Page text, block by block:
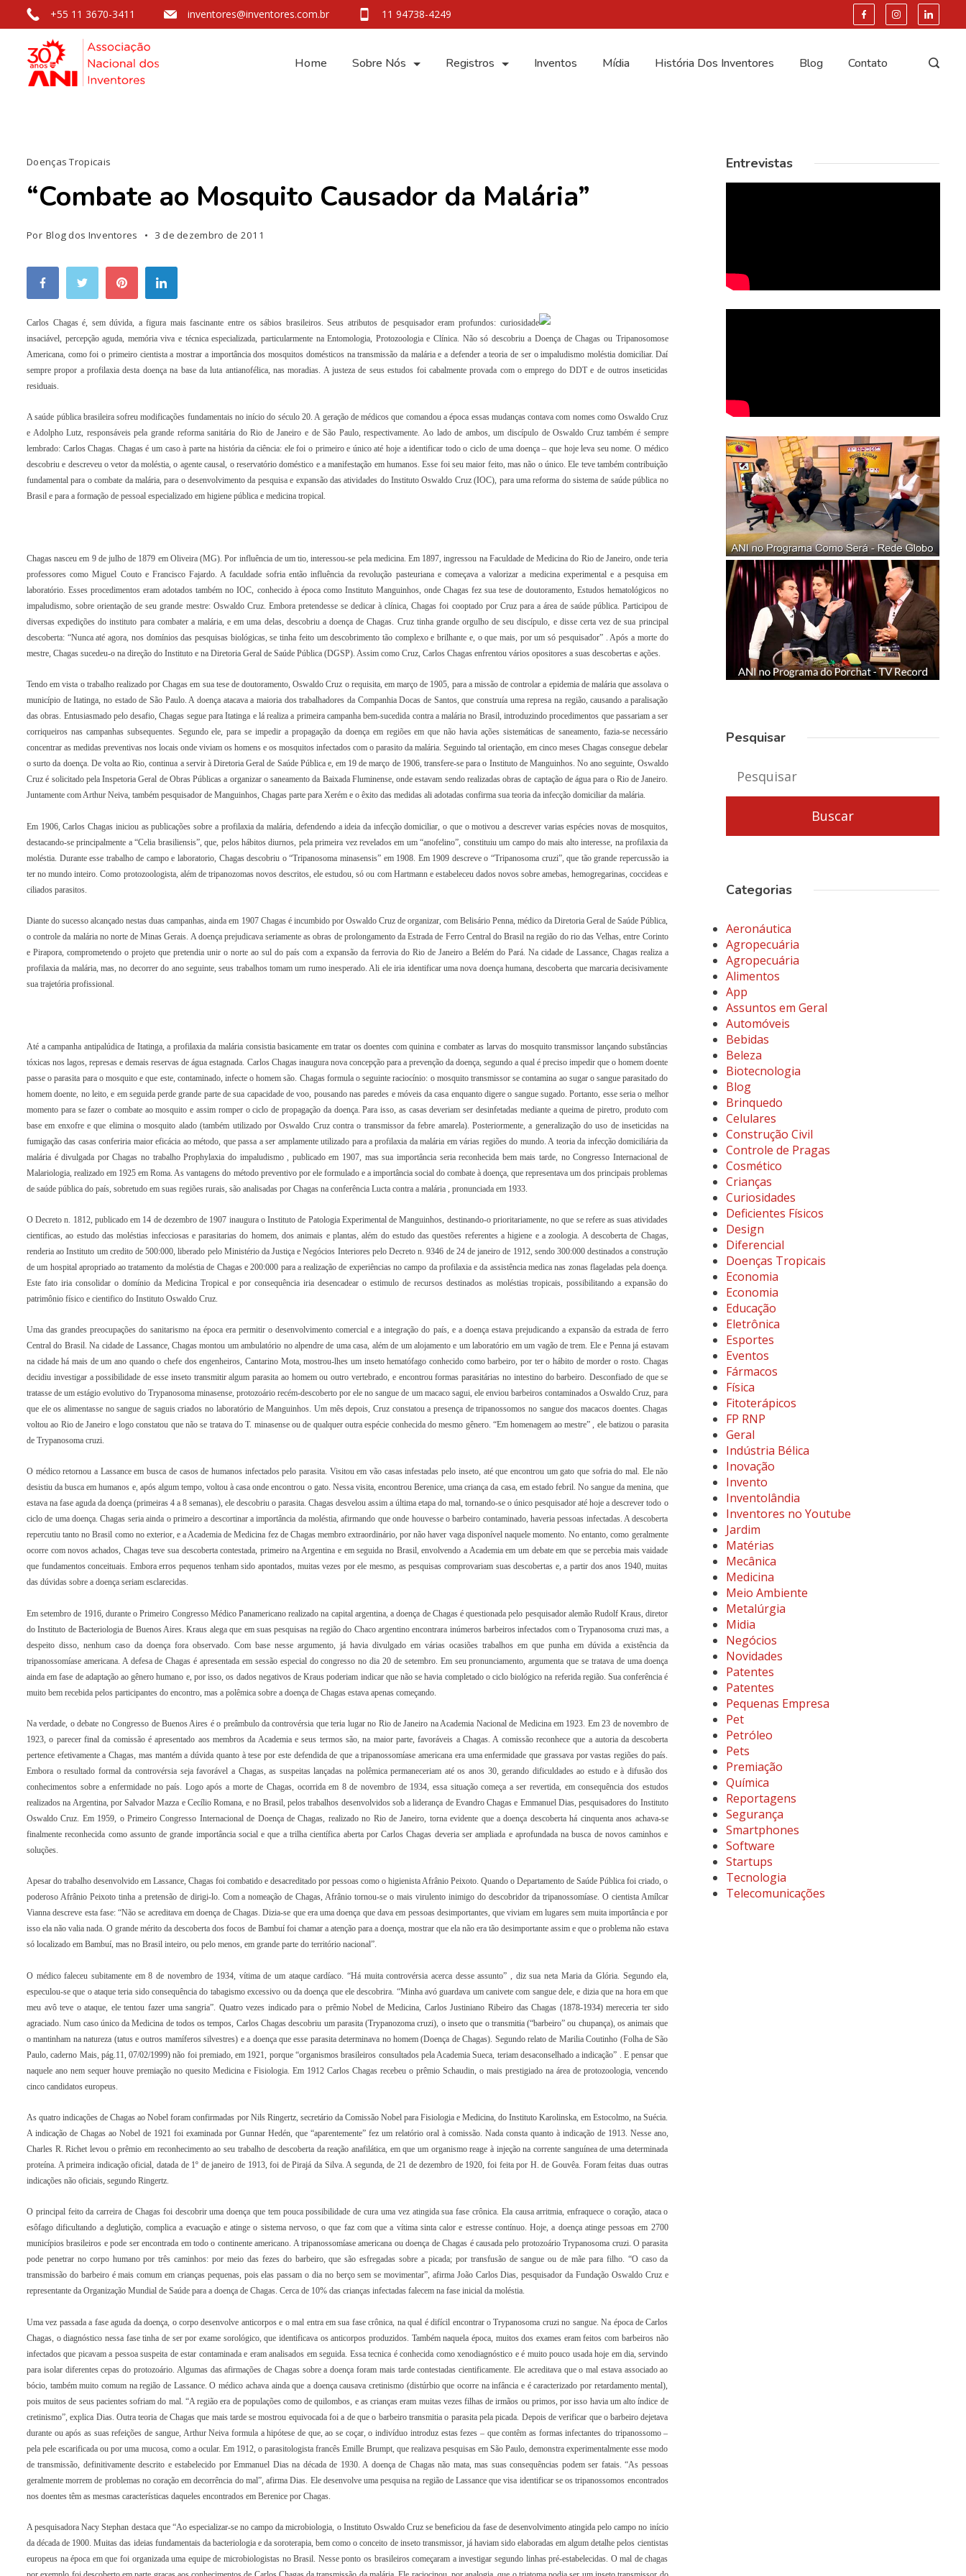
+55 11 3670-3411 inventores@inventores.com.br 11 94738-4249
Home Sobre Nós Registros Inventos Mídia História Dos Inventores Blog Contato
Doenças Tropicais
“Combate ao Mosquito Causador da Malária”
Por Blog dos Inventores 3 de dezembro de 2011
Carlos Chagas é, sem dúvida, a figura mais fascinante entre os sábios brasileiros. Seus atributos de pesquisador eram profundos: curiosidade
insaciável, percepção aguda, memória viva e técnica especializada, particularmente na Entomologia, Protozoologia e Clínica. Não só descobriu a Doença de Chagas ou Tripanosomose
Americana, como foi o primeiro cientista a mostrar a importância dos mosquitos domésticos na transmissão da malária e a defender a teoria de ser o impaludismo moléstia domiciliar. Daí
sempre propor a profilaxia desta doença na base da luta antianofélica, nas moradias. A justeza de seus estudos foi cabalmente provada com o emprego do DDT e de outros inseticidas
residuais.
A saúde pública brasileira sofreu modificações fundamentais no início do século 20. A geração de médicos que comandou a época essas mudanças contava com nomes como Oswaldo Cruz
e Adolpho Lutz, responsáveis pela grande reforma sanitária do Rio de Janeiro e de São Paulo, respectivamente. Ao lado de ambos, um discípulo de Oswaldo Cruz também é sempre
lembrado: Carlos Chagas. Chagas é um caso à parte na história da ciência: ele foi o primeiro e único até hoje a identificar todo o ciclo de uma doença – que hoje leva seu nome. O médico
descobriu e descreveu o vetor da moléstia, o agente causal, o reservatório doméstico e a manifestação em humanos. Esse foi seu maior feito, mas não o único. Ele teve também contribuição
fundamental para o combate da malária, para o desenvolvimento da pesquisa e expansão das atividades do Instituto Oswaldo Cruz (IOC), para uma reforma do sistema de saúde pública no
Brasil e para a formação de pessoal especializado em higiene pública e medicina tropical.
Chagas nasceu em 9 de julho de 1879 em Oliveira (MG). Por influência de um tio, interessou-se pela medicina. Em 1897, ingressou na Faculdade de Medicina do Rio de Janeiro, onde teria
professores como Miguel Couto e Francisco Fajardo. A faculdade sofria então influência da revolução pasteuriana e começava a valorizar a medicina experimental e a pesquisa em
laboratório. Esses procedimentos eram adotados também no IOC, conhecido à época como Instituto Manguinhos, onde Chagas fez sua tese de doutoramento, Estudos hematológicos no
impaludismo, sobre orientação de seu grande mestre: Oswaldo Cruz. Embora pretendesse se dedicar à clínica, Chagas foi cooptado por Cruz para a área de saúde pública. Participou de
diversas expedições do instituto para combater a malária, e em uma delas, descobriu a doença de Chagas. Cruz tinha grande orgulho de seu discípulo, e disse certa vez de sua principal
descoberta: “Nunca até agora, nos domínios das pesquisas biológicas, se tinha feito um descobrimento tão complexo e brilhante e, o que mais, por um só pesquisador” . Após a morte do
mestre, Chagas sucedeu-o na direção do Instituto e na Diretoria Geral de Saúde Pública (DGSP). Assim como Cruz, Carlos Chagas enfrentou vários opositores a suas descobertas e ações.
Tendo em vista o trabalho realizado por Chagas em sua tese de doutoramento, Oswaldo Cruz o requisita, em março de 1905, para a missão de controlar a epidemia de malária que assolava o
município de Itatinga, no estado de São Paulo. A doença atacava a maioria dos trabalhadores da Companhia Docas de Santos, que construía uma represa na região, causando a paralisação
das obras. Entusiasmado pelo desafio, Chagas segue para Itatinga e lá realiza a primeira campanha bem-sucedida contra a malária no Brasil, introduzindo procedimentos que passariam a ser
corriqueiros nas campanhas subsequentes. Segundo ele, para se impedir a propagação da doença em regiões em que não havia ações sistemáticas de saneamento, fazia-se necessário
concentrar as medidas preventivas nos locais onde viviam os homens e os mosquitos infectados com o parasito da malária. Seguindo tal orientação, em cinco meses Chagas consegue debelar
o surto da doença. De volta ao Rio, continua a servir à Diretoria Geral de Saúde Pública e, em 19 de março de 1906, transfere-se para o Instituto de Manguinhos. No ano seguinte, Oswaldo
Cruz é solicitado pela Inspetoria Geral de Obras Públicas a organizar o saneamento da Baixada Fluminense, onde estavam sendo realizadas obras de captação de água para o Rio de Janeiro.
Juntamente com Arthur Neiva, também pesquisador de Manguinhos, Chagas parte para Xerém e o êxito das medidas ali adotadas confirma sua teoria da infecção domiciliar da malária.
Em 1906, Carlos Chagas iniciou as publicações sobre a profilaxia da malária, defendendo a ideia da infecção domiciliar, o que o motivou a descrever varias espécies novas de mosquitos,
destacando-se principalmente a “Celia brasiliensis”, que, pelos hábitos diurnos, pela primeira vez revelados em um “anofelino”, constituiu um campo do mais alto interesse, na profilaxia da
moléstia. Durante esse trabalho de campo e laboratorio, Chagas descobriu o “Tripanosoma minasensis” em 1908. Em 1909 descreve o “Tripanosoma cruzi”, que tão grande repercussão ia
ter no mundo inteiro. Como protozoologista, além de tripanozomas novos descritos, ele estudou, só ou com Hartmann e estabeleceu dados novos sobre amebas, hemogregarinas, coccideas e
ciliados parasitos.
Diante do sucesso alcançado nestas duas campanhas, ainda em 1907 Chagas é incumbido por Oswaldo Cruz de organizar, com Belisário Penna, médico da Diretoria Geral de Saúde Pública,
o controle da malária no norte de Minas Gerais. A doença prejudicava seriamente as obras de prolongamento da Estrada de Ferro Central do Brasil na região do rio das Velhas, entre Corinto
e Pirapora, comprometendo o projeto que pretendia unir o norte ao sul do país com a expansão da ferrovia do Rio de Janeiro a Belém do Pará. Na cidade de Lassance, Chagas realiza a
profilaxia da malária, mas, no decorrer do ano seguinte, seus trabalhos tomam um rumo inesperado. Ali ele iria identificar uma nova doença humana, descoberta que marcaria decisivamente
sua trajetória profissional.
Até a campanha antipalúdica de Itatinga, a profilaxia da malária consistia basicamente em tratar os doentes com quinina e combater as larvas do mosquito transmissor lançando substâncias
tóxicas nos lagos, represas e demais reservas de água estagnada. Carlos Chagas inaugura nova concepção para a prevenção da doença, segundo a qual é preciso impedir que o homem doente
passe o parasita para o mosquito e que este, contaminado, infecte o homem são. Chagas formula o seguinte raciocínio: o mosquito transmissor se contamina ao sugar o sangue parasitado do
homem doente, no leito, e em seguida perde grande parte de sua capacidade de voo, pousando nas paredes e móveis da casa enquanto digere o sangue sugado. Portanto, esse seria o melhor
momento para se fazer o combate ao mosquito e assim romper o ciclo de propagação da doença. Para isso, as casas deveriam ser desinfetadas mediante a queima de piretro, produto com
base em enxofre e que elimina o mosquito alado (também utilizado por Oswaldo Cruz contra o transmissor da febre amarela). Posteriormente, a generalização do uso de inseticidas na
fumigação das casas conferiria maior eficácia ao método, que passa a ser amplamente utilizado para a profilaxia da malária em várias regiões do mundo. A teoria da infecção domiciliária da
malária é divulgada por Chagas no trabalho Prophylaxia do impaludismo , publicado em 1907, mas sua importância seria reconhecida bem mais tarde, no Congresso Internacional de
Malariologia, realizado em 1925 em Roma. As vantagens do método preventivo por ele formulado e a importância social do combate à doença, que representava um dos principais problemas
de saúde pública do país, sobretudo em suas regiões rurais, são analisadas por Chagas na conferência Lucta contra a malária , pronunciada em 1933.
O Decreto n. 1812, publicado em 14 de dezembro de 1907 inaugura o Instituto de Patologia Experimental de Manguinhos, destinando-o prioritariamente, no que se refere as suas atividades
cientificas, ao estudo das moléstias infecciosas e parasitarias do homem, dos animais e plantas, além do estudo das questões referentes a higiene e a zoologia. A descoberta de Chagas,
renderia ao Instituto um credito de 500:000, liberado pelo Ministério da Justiça e Negócios Interiores pelo Decreto n. 9346 de 24 de janeiro de 1912, sendo 300:000 destinados a construção
de um hospital apropriado ao tratamento da moléstia de Chagas e 200:000 para a realização de experiências no campo da profilaxia e da assistência medica nas zonas flageladas pela doença.
Este fato iria consolidar o domínio da Medicina Tropical e por consequência iria desencadear o estimulo de recursos destinados as moléstias tropicais, possibilitando a expansão do
patrimônio físico e cientifico do Instituto Oswaldo Cruz.
Uma das grandes preocupações do sanitarismo na época era permitir o desenvolvimento comercial e a integração do país, e a doença estava prejudicando a expansão da estrada de ferro
Central do Brasil. Na cidade de Lassance, Chagas montou um ambulatório no alpendre de uma casa, além de um alojamento e um laboratório em um vagão de trem. Ele e Penna já estavam
na cidade há mais de um ano quando o chefe dos engenheiros, Cantarino Mota, mostrou-lhes um inseto hematófago conhecido como barbeiro, por ter o hábito de morder o rosto. Chagas
decidiu investigar a possibilidade de esse inseto transmitir algum parasita ao homem ou outro vertebrado, e encontrou formas parasitárias no intestino do barbeiro. Desconfiado de que se
tratasse de um estágio evolutivo do Trypanosoma minasense, protozoário recém-descoberto por ele no sangue de um macaco sagui, ele enviou barbeiros contaminados a Oswaldo Cruz, para
que ele os alimentasse no sangue de saguis criados no laboratório de Manguinhos. Um mês depois, Cruz constatou a presença de tripanossomos no sangue dos macacos doentes. Chagas
voltou ao Rio de Janeiro e logo constatou que não se tratava do T. minasense ou de qualquer outra espécie conhecida do mesmo gênero. “Em homenagem ao mestre” , ele batizou o parasita
de Trypanosoma cruzi.
O médico retornou a Lassance em busca de casos de humanos infectados pelo parasita. Visitou em vão casas infestadas pelo inseto, até que encontrou um gato que sofria do mal. Ele não
desistiu da busca em humanos e, após algum tempo, voltou à casa onde encontrou o gato. Nessa visita, encontrou Berenice, uma criança da casa, em estado febril. No sangue da menina, que
estava na fase aguda da doença (primeiras 4 a 8 semanas), ele descobriu o parasita. Chagas desvelou assim a última etapa do mal, tornando-se o único pesquisador até hoje a descrever todo o
ciclo de uma doença. Chagas seria ainda o primeiro a descortinar a importância da moléstia, afirmando que onde houvesse o barbeiro contaminado, haveria pessoas infectadas. A descoberta
repercutiu tanto no Brasil como no exterior, e a Academia de Medicina fez de Chagas membro extraordinário, por não haver vaga disponível naquele momento. No entanto, como geralmente
ocorre com novos achados, Chagas teve sua descoberta contestada, primeiro na Argentina e em seguida no Brasil, envolvendo a Academia em um debate em que se percebia mais vaidade
que fundamentos conceituais. Embora erros pequenos tenham sido apontados, muitas vezes por ele mesmo, as pesquisas comprovariam suas descobertas e, a partir dos anos 1940, muitas
das dúvidas sobre a doença seriam esclarecidas.
Em setembro de 1916, durante o Primeiro Congresso Médico Panamericano realizado na capital argentina, a doença de Chagas é questionada pelo pesquisador alemão Rudolf Kraus, diretor
do Instituto de Bacteriologia de Buenos Aires. Kraus alega que em suas pesquisas na região do Chaco argentino encontrara inúmeros barbeiros infectados com o Trypanosoma cruzi mas, a
despeito disso, nenhum caso da doença fora observado. Com base nesse argumento, já havia divulgado em várias ocasiões trabalhos em que punha em dúvida a existência da
tripanossomíase americana. A defesa de Chagas é apresentada em sessão especial do congresso no dia 20 de setembro. Em seu pronunciamento, argumenta que se tratava de uma doença
ainda em fase de adaptação ao gênero humano e, por isso, os dados negativos de Kraus poderiam indicar que não se havia completado o ciclo biológico na referida região. Sua conferência é
muito bem recebida pelos participantes do encontro, mas a polêmica sobre a doença de Chagas estava apenas começando.
Na verdade, o debate no Congresso de Buenos Aires é o preâmbulo da controvérsia que teria lugar no Rio de Janeiro na Academia Nacional de Medicina em 1923. Em 23 de novembro de
1923, o parecer final da comissão é apresentado aos membros da Academia e seus termos são, na maior parte, favoráveis a Chagas. A comissão reconhece que a autoria da descoberta
pertence efetivamente a Chagas, mas mantém a dúvida quanto à tese por este defendida de que a tripanossomíase americana era uma enfermidade que grassava por vastas regiões do país.
Embora o resultado formal da controvérsia seja favorável a Chagas, as suspeitas lançadas na polêmica permaneceriam até os anos 30, gerando dificuldades ao estudo e à difusão dos
conhecimentos sobre a enfermidade no país. Logo após a morte de Chagas, ocorrida em 8 de novembro de 1934, essa situação começa a ser revertida, em consequência dos estudos
realizados na Argentina, por Salvador Mazza e Cecílio Romana, e no Brasil, pelos trabalhos desenvolvidos sob a liderança de Evandro Chagas e Emmanuel Dias, pesquisadores do Instituto
Oswaldo Cruz. Em 1959, o Primeiro Congresso Internacional de Doença de Chagas, realizado no Rio de Janeiro, torna evidente que a doença descoberta há cinquenta anos achava-se
finalmente reconhecida como assunto de grande importância social e que a trilha científica aberta por Carlos Chagas deveria ser ampliada e aprofundada na busca de novos caminhos e
soluções.
Apesar do trabalho desenvolvido em Lassance, Chagas foi combatido e desacreditado por pessoas como o higienista Afrânio Peixoto. Quando o Departamento de Saúde Pública foi criado, o
poderoso Afrânio Peixoto tinha a pretensão de dirigi-lo. Com a nomeação de Chagas, Afrânio tornou-se o mais virulento inimigo do descobridor da tripanossomíase. O cientista Amílcar
Vianna descreve esta fase: “Não se acreditava em doença de Chagas. Dizia-se que era uma doença que dava em pessoas desimportantes, que viviam em lugares sem muita importância e por
isso ela não valia nada. O grande mérito da descoberta dos focos de Bambuí foi chamar a atenção para a doença, mostrar que ela não era tão desimportante assim e que o problema não estava
só localizado em Bambuí, mas no Brasil inteiro, ou pelo menos, em grande parte do território nacional”.
O médico faleceu subitamente em 8 de novembro de 1934, vítima de um ataque cardíaco. “Há muita controvérsia acerca desse assunto” , diz sua neta Maria da Glória. Segundo ela,
especulou-se que o ataque teria sido consequência do tabagismo excessivo ou da doença que ele descobrira. “Minha avó guardava um canivete com sangue dele, e dizia que na hora em que
meu avô teve o ataque, ele tentou fazer uma sangria”. Quatro vezes indicado para o prêmio Nobel de Medicina, Carlos Justiniano Ribeiro das Chagas (1878-1934) mereceria ter sido
agraciado. Num caso único da Medicina de todos os tempos, Carlos Chagas descobriu um parasita (Trypanozoma cruzi), o inseto que o transmitia (“barbeiro” ou chupança), os animais que
o mantinham na natureza (tatus e outros mamíferos silvestres) e a doença que esse parasita determinava no homem (Doença de Chagas). Segundo relato de Marilia Coutinho (Folha de São
Paulo, caderno Mais, pág.11, 07/02/1999) não foi premiado, em 1921, porque “organismos brasileiros consultados pela Academia Sueca, teriam desaconselhado a indicação” . E pensar que
naquele ano nem sequer houve premiação no quesito Medicina e Fisiologia. Em 1912 Carlos Chagas recebeu o prêmio Schaudin, o mais prestigiado na área de protozoologia, vencendo
cinco candidatos europeus.
As quatro indicações de Chagas ao Nobel foram confirmadas por Nils Ringertz, secretário da Comissão Nobel para Fisiologia e Medicina, do Instituto Karolinska, em Estocolmo, na Suécia.
A indicação de Chagas ao Nobel de 1921 foi examinada por Gunnar Hedén, que “aparentemente” fez um relatório oral à comissão. Nada consta quanto à indicação de 1913. Nesse ano,
Charles R. Richet levou o prêmio em reconhecimento ao seu trabalho de descoberta da reação anafilática, em que um organismo reage à injeção na corrente sanguínea de uma determinada
proteína. A primeira indicação oficial, datada de 1º de janeiro de 1913, foi de Pirajá da Silva. A segunda, de 21 de dezembro de 1920, foi feita por H. de Gouvêa. Foram feitas duas outras
indicações não oficiais, segundo Ringertz.
O principal feito da carreira de Chagas foi descobrir uma doença que tem pouca possibilidade de cura uma vez atingida sua fase crônica. Ela causa arritmia, enfraquece o coração, ataca o
esôfago dificultando a deglutição, complica a evacuação e atinge o sistema nervoso, o que faz com que a vítima sinta calor e estresse contínuo. Hoje, a doença atinge pessoas em 2700
municípios brasileiros e pode ser encontrada em todo o continente americano. A tripanossomíase americana ou doença de Chagas é causada pelo protozoário Trypanosoma cruzi. O parasita
pode penetrar no corpo humano por três caminhos: por meio das fezes do barbeiro, que são esfregadas sobre a picada; por transfusão de sangue ou de mãe para filho. “O caso da
transmissão do barbeiro é mais comum em crianças pequenas, pois elas passam o dia no berço sem se movimentar”, afirma João Carlos Dias, pesquisador da Fundação Oswaldo Cruz e
representante da Organização Mundial de Saúde para a doença de Chagas. Cerca de 10% das crianças infectadas falecem na fase inicial da moléstia.
Uma vez passada a fase aguda da doença, o corpo desenvolve anticorpos e o mal entra em sua fase crônica, na qual é difícil encontrar o Trypanosoma cruzi no sangue. Na época de Carlos
Chagas, o diagnóstico nessa fase tinha de ser por exame sorológico, que identificava os anticorpos produzidos. Também naquela época, muitos dos exames eram feitos com barbeiros não
infectados que picavam a pessoa suspeita de estar contaminada e eram analisados em seguida. Essa tecnica é conhecida como xenodiagnóstico e é muito pouco usada hoje em dia, servindo
para isolar diferentes cepas do protozoário. Algumas das afirmações de Chagas sobre a doença foram mais tarde contestadas cientificamente. Ele acreditava que o mal estava associado ao
bócio, também muito comum na região de Lassance. O médico achava ainda que a doença causava cretinismo (distúrbio que ocorre na infância e é caracterizado por retardamento mental),
pois muitos de seus pacientes sofriam do mal. “A região era de populações como de quilombos, e as crianças eram muitas vezes filhas de irmãos ou primos, por isso havia um alto índice de
cretinismo”, explica Dias. Outra teoria de Chagas que mais tarde se mostrou equivocada foi a de que o barbeiro transmitia o parasita pela picada. Depois de verificar que o barbeiro dejetava
durante ou após as suas refeições de sangue, Arthur Neiva formula a hipótese de que, ao se coçar, o indivíduo introduz estas fezes – que contêm as formas infectantes do tripanossomo –
pela pele escarificada ou por uma mucosa, como a ocular. Em 1912, o parasitologista francês Emille Brumpt, que realizava pesquisas em São Paulo, demonstra experimentalmente esse modo
de transmissão, definitivamente descrito e estabelecido por Emmanuel Dias na década de 1930. A doença de Chagas não mata, mas suas consequências podem ser fatais. “As pessoas
geralmente morrem de problemas no coração em decorrência do mal”, afirma Dias. Ele desenvolve uma pesquisa na região de Lassance que visa identificar se os tripanossomos encontrados
nos doentes têm as mesmas características daqueles encontrados em Berenice por Chagas.
A pesquisadora Nacy Stephan destaca que “Ao especializar-se no campo da microbiologia, o Instituto Oswaldo Cruz se beneficiou da fase de desenvolvimento atingida pelo campo no início
da década de 1900. Muitas das ideias fundamentais da bacteriologia e da soroterapia, bem como o conceito de inseto transmissor, já haviam sido elaboradas em algum detalhe pelos cientistas
europeus na época em que foi organizada uma equipe de microbiologistas no Brasil. Nesse ponto os brasileiros começaram a investigar segundo linhas pré-estabelecidas. O mal de chagas
Entrevistas
Pesquisar
Categorias
Aeronáutica
Agropecuária
Agropecuária
Alimentos
App
Assuntos em Geral
Automóveis
Bebidas
Beleza
Biotecnologia
Blog
Brinquedo
Celulares
Construção Civil
Controle de Pragas
Cosmético
Crianças
Curiosidades
Deficientes Físicos
Design
Diferencial
Doenças Tropicais
Economia
Economia
Educação
Eletrônica
Esportes
Eventos
Fármacos
Física
Fitoterápicos
FP RNP
Geral
Indústria Bélica
Inovação
Invento
Inventolândia
Inventores no Youtube
Jardim
Matérias
Mecânica
Medicina
Meio Ambiente
Metalúrgia
Midia
Negócios
Novidades
Patentes
Patentes
Pequenas Empresa
Pet
Petróleo
Pets
Premiação
Química
Reportagens
Segurança
Smartphones
Software
Startups
Tecnologia
Telecomunicações